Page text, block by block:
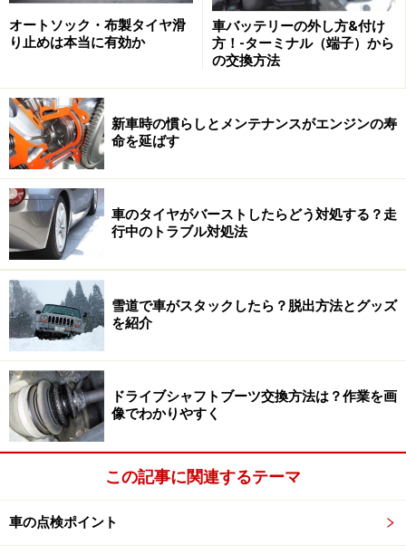
バッテリーの液量を確認
バッテリーに蓄えられる電力には 限りがあるためエンジ
ンの回転力を利用した発電が行われており、走行中は常
に充電されている。ところが、満充電状態になると行き
場を失った電気エネルギーがバッテリー液中の「水分」
を電気分解してしまう。このため、バッテリーの液量は
少しずつ減っていくのだ。
■点検方法
ケースの側面に表示されている上下のライン間に液面が
あるかチェックする。1セルでも下のラインまで減って
いたら補充が必要だ。なお、液面が透けて見えないとき
は液口栓を取り外し、注入口の上部から覗いてチェック
するとよい。液が極板より10mmくらい上にあればＯＫ
だ。
冷却水の液量を確認
ローパイプを辿っていくと、冷却水を溜めておく「リザ
ーバータンク」が見つかる。半透明の樹脂製で、側面に
オートソック・布製タイヤ滑
り止めは本当に有効か
車バッテリーの外し方&付け
方！-ターミナル（端子）から
の交換方法
新車時の慣らしとメンテナンスがエンジンの寿
命を延ばす
車のタイヤがバーストしたらどう対処する？走
行中のトラブル対処法
雪道で車がスタックしたら？脱出方法とグッズ
を紹介
ドライブシャフトブーツ交換方法は？作業を画
像でわかりやすく
この記事に関連するテーマ
車の点検ポイント